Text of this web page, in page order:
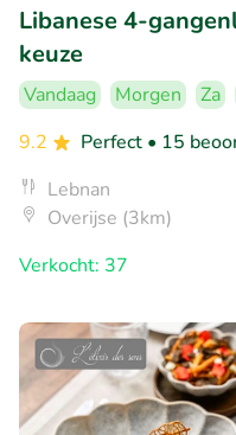
Libanese 4-
keuze
Vandaag Morgen Za
9.2
Perfect • 15
Lebnan
Overijse (3km)
Verkocht: 37